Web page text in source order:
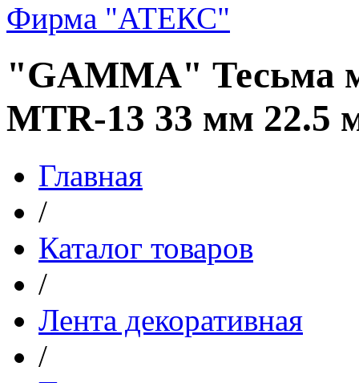
Фирма "АТЕКС"
"GAMMA" Тесьма
MTR-13 33 мм 22.5
Главная
/
Каталог товаров
/
Лента декоративная
/